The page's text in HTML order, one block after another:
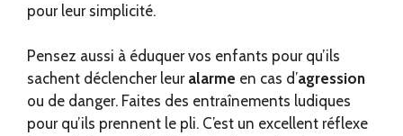
pour leur simplicité.
Pensez aussi à éduquer vos enfants pour qu’ils
sachent déclencher leur alarme en cas d’agression
ou de danger. Faites des entraînements ludiques
pour qu’ils prennent le pli. C’est un excellent réflexe